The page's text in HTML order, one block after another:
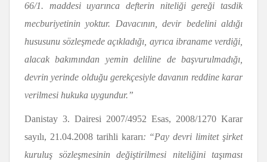
66/1. maddesi uyarınca defterin niteliği gereği tasdik
mecburiyetinin yoktur. Davacının, devir bedelini aldığı
hususunu sözleşmede açıkladığı, ayrıca ibraname verdiği,
alacak bakımından yemin deliline de başvurulmadığı,
devrin yerinde olduğu gerekçesiyle davanın reddine karar
verilmesi hukuka uygundur.”
Danistay 3. Dairesi 2007/4952 Esas, 2008/1270 Karar
sayılı, 21.04.2008 tarihli kararı: “Pay devri limitet şirket
kuruluş sözleşmesinin değiştirilmesi niteliğini taşıması